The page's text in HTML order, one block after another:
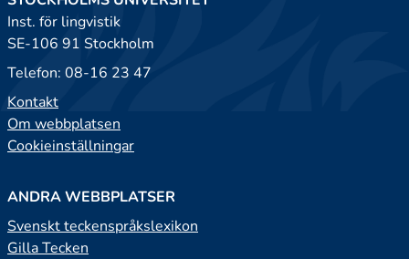
Inst. för lingvistik
SE-106 91 Stockholm
Telefon: 08-16 23 47
Kontakt
Om webbplatsen
Cookieinställningar
ANDRA WEBBPLATSER
Svenskt teckenspråkslexikon
Gilla Tecken